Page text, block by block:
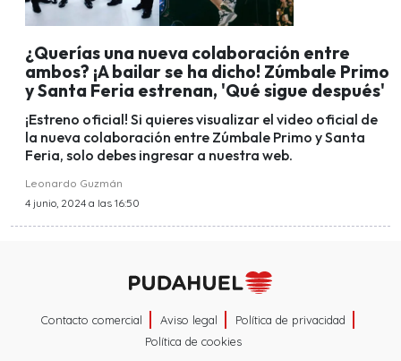
¿Querías una nueva colaboración entre
ambos? ¡A bailar se ha dicho! Zúmbale Primo
y Santa Feria estrenan, 'Qué sigue después'
¡Estreno oficial! Si quieres visualizar el video oficial de
la nueva colaboración entre Zúmbale Primo y Santa
Feria, solo debes ingresar a nuestra web.
Leonardo Guzmán
4 junio, 2024 a las 16:50
Contacto comercial Aviso legal
Política de privacidad
Política de cookies